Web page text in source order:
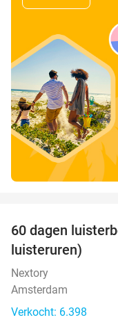
60 dagen
luisteruren)
Nextory
Amsterdam
Verkocht: 6.398